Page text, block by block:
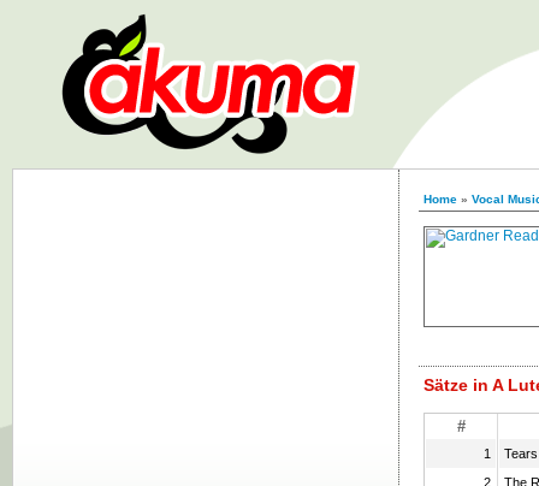
Home » Vocal
Sätze in A
#
1
Tears
2
The